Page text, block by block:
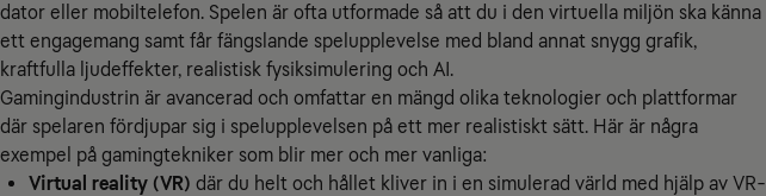
dator eller mobiltelefon. Spelen är ofta utformade så att du i den virtuella miljön ska känna
ett engagemang samt får fängslande spelupplevelse med bland annat snygg grafik,
kraftfulla ljudeffekter, realistisk fysiksimulering och AI.
Gamingindustrin är avancerad och omfattar en mängd olika teknologier och plattformar
där spelaren fördjupar sig i spelupplevelsen på ett mer realistiskt sätt. Här är några
exempel på gamingtekniker som blir mer och mer vanliga:
Virtual reality (VR) där du helt och hållet kliver in i en simulerad värld med hjälp av VR-